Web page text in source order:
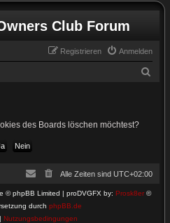
Club Forum
Anmelden
Registrieren
des Boards löschen möchtest?
Alle Zeiten sind UTC+02:00
© phpBB Limited | proDVGFX by: Prosk8er ©
durch phpBB.de
Nutzungsbedingungen